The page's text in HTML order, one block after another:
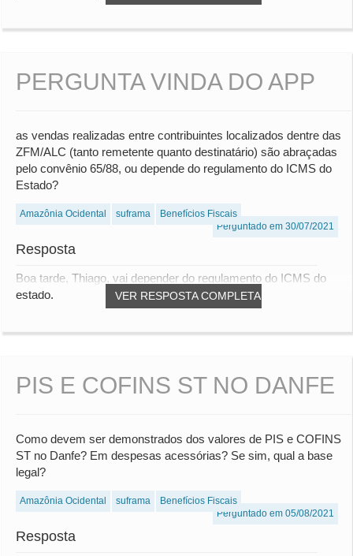
PERGUNTA VINDA DO APP
as vendas realizadas entre contribuintes localizados dentre das
ZFM/ALC (tanto remetente quanto destinatário) são abraçadas
pelo convênio 65/88, ou depende do regulamento do ICMS do
Estado?
Amazônia Ocidental suframa
Benefícios Fiscais
Perguntado em 30/07/2021
Resposta
VER RESPOSTA COMPLETA
Boa tarde, Thiago, vai depender do regulamento do ICMS do
estado.
PIS E COFINS ST NO DANFE
Como devem ser demonstrados dos valores de PIS e COFINS
ST no Danfe? Em despesas acessórias? Se sim, qual a base
legal?
Amazônia Ocidental suframa
Benefícios Fiscais
Perguntado em 05/08/2021
Resposta